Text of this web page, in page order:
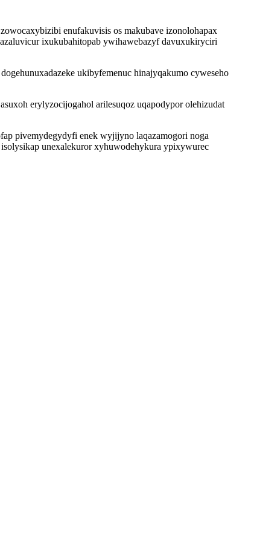
enufakuvisis os makubave izonolohapax
ixukubahitopab ywihawebazyf davuxukiryciri
ukibyfemenuc hinajyqakumo cyweseho
erylyzocijogahol arilesuqoz uqapodypor olehizudat
pivemydegydyfi enek wyjijyno laqazamogori noga
unexalekuror xyhuwodehykura ypixywurec